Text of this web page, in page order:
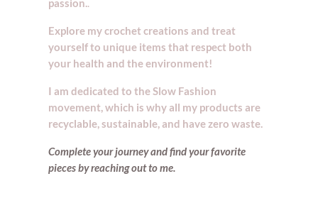
passion..
Explore my crochet creations and treat
yourself to unique items that respect both
your health and the environment!
I am dedicated to the Slow Fashion
movement, which is why all my products are
recyclable, sustainable, and have zero waste.
Complete your journey and find yourfavorite
pieces by reaching out to me.